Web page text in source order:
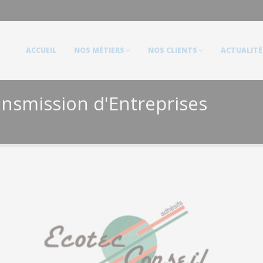
ACCUEIL NOS MÉTIERS NOS CLIENTS
d'Entreprises